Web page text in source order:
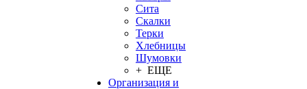
Сита
Скалки
Терки
Хлебницы
Шумовки
+ ЕЩЕ
Организация и